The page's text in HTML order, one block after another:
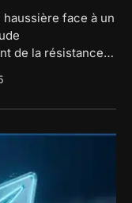
face à un
de la résistance